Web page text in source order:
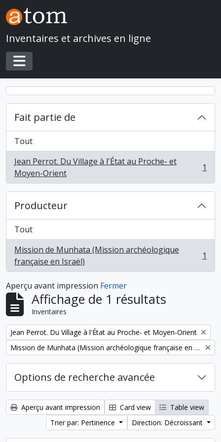
Skip to main content
Inventaires et archives en ligne
Toggle navigation
Fait partie de
Tout
Jean Perrot. Du Village à l'État au Proche- et
Moyen-Orient
, 1 résultats 1
Producteur
Tout
Mission de Munhata (Mission archéologique
française en Israël)
, 1 résultats 1
Aperçu avant impression Fermer
Affichage de 1 résultats
Inventaires
Remove filter:
Jean Perrot. Du Village à l'État au Proche- et Moyen-Orient
Remove filter:
Mission de Munhata (Mission archéologique française en Israël)
Options de recherche avancée
Aperçu avant impression Card view
Table view
Trier par: Pertinence
Direction: Décroissant